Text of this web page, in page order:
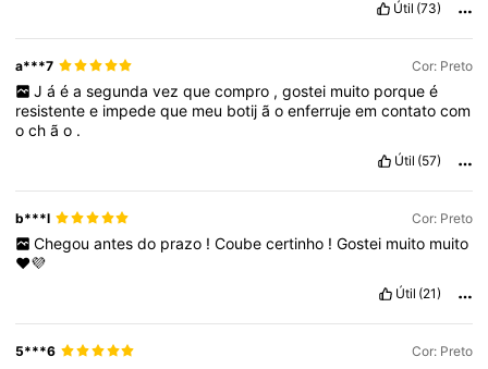
Útil (73)
a***7 Cor: Preto
J á é a segunda vez que compro , gostei muito porque é
resistentee impedeque meu botijãoenferrujeemcontatocom
ochão .
Útil (57)
b***l Cor: Preto
Chegou antes do prazo ! Coube certinho ! Gostei muito muito
❤️💜
Útil (21)
5***6 Cor: Preto